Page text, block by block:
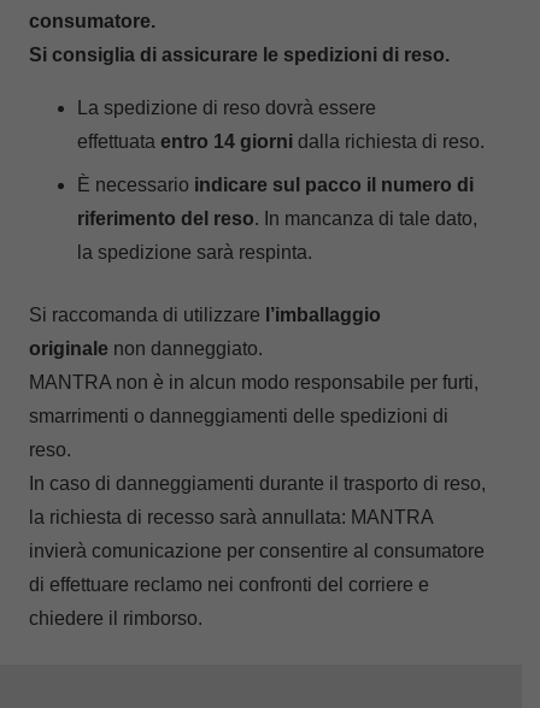
consumatore.
Si consiglia di assicurare le spedizioni di reso.
La spedizione di reso dovrà essere
effettuata entro 14 giorni dalla richiesta di reso.
È necessario indicare sul pacco il numero di
riferimento del reso. In mancanza di tale dato,
la spedizione sarà respinta.
Si raccomanda di utilizzare l’imballaggio
originale non danneggiato.
MANTRA non è in alcun modo responsabile per furti,
smarrimenti o danneggiamenti delle spedizioni di
reso.
In caso di danneggiamenti durante il trasporto di reso,
la richiesta di recesso sarà annullata: MANTRA
invierà comunicazione per consentire al consumatore
di effettuare reclamo nei confronti del corriere e
chiedere il rimborso.